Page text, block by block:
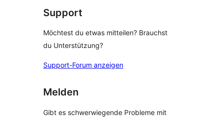
Support
Möchtest du etwas mitteilen? Brauchst
du Unterstützung?
Support-Forum anzeigen
Melden
Gibt es schwerwiegende Probleme mit